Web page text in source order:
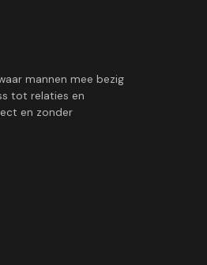
mannen mee bezig
tot relaties en
en zonder